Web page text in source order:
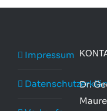
Impressum
Dr.